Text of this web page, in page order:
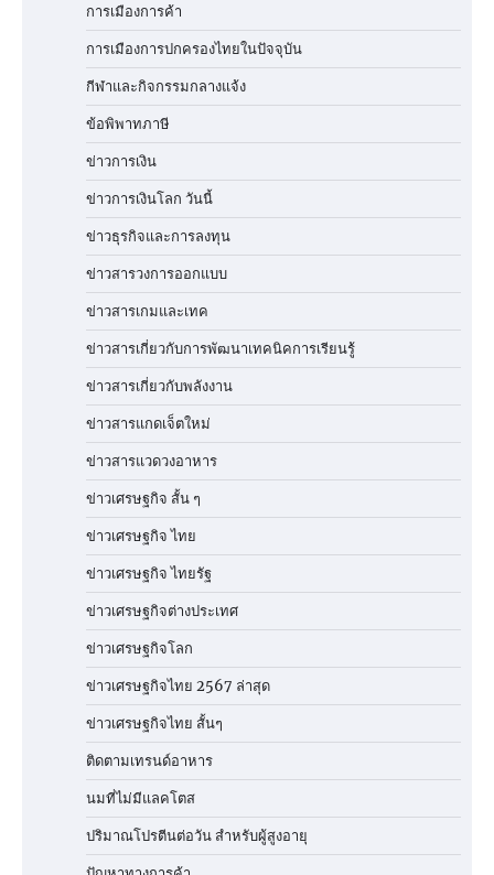
การเมืองการค้า
การเมืองการปกครองไทยในปัจจุบัน
กีฬาและกิจกรรมกลางแจ้ง
ข้อพิพาทภาษี
ข่าวการเงิน
ข่าวการเงินโลก วันนี้
ข่าวธุรกิจและการลงทุน
ข่าวสารวงการออกแบบ
ข่าวสารเกมและเทค
ข่าวสารเกี่ยวกับการพัฒนาเทคนิคการเรียนรู้
ข่าวสารเกี่ยวกับพลังงาน
ข่าวสารแกดเจ็ตใหม่
ข่าวสารแวดวงอาหาร
ข่าวเศรษฐกิจ สั้น ๆ
ข่าวเศรษฐกิจ ไทย
ข่าวเศรษฐกิจ ไทยรัฐ
ข่าวเศรษฐกิจต่างประเทศ
ข่าวเศรษฐกิจโลก
ข่าวเศรษฐกิจไทย 2567 ล่าสุด
ข่าวเศรษฐกิจไทย สั้นๆ
ติดตามเทรนด์อาหาร
นมที่ไม่มีแลคโตส
ปริมาณโปรตีนต่อวัน สำหรับผู้สูงอายุ